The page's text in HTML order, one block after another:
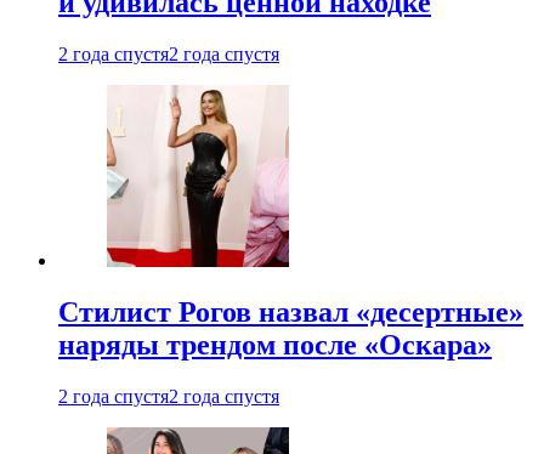
2 года спустя2 года спустя
Стилист Рогов назвал «десертные»
наряды трендом после «Оскара»
2 года спустя2 года спустя